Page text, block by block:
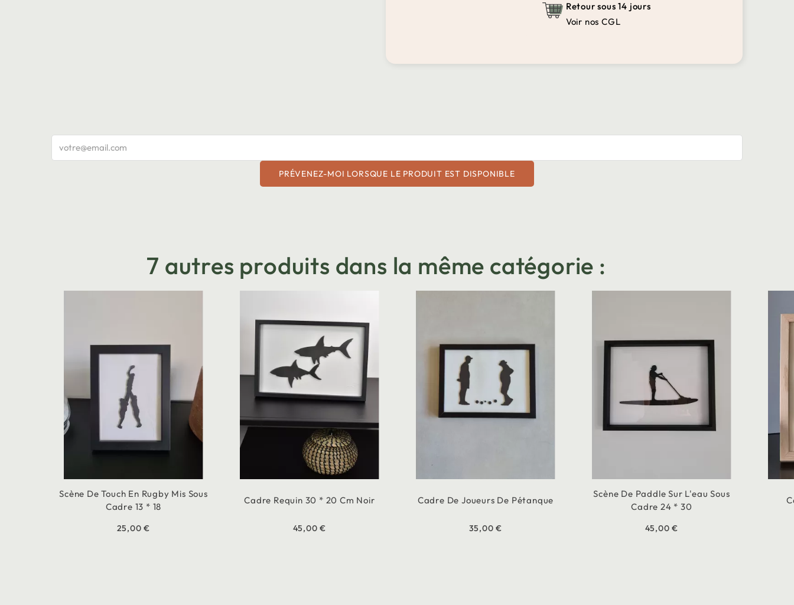
Retour sous 14 jours
Voir nos CGL
PRÉVENEZ-MOI LORSQUE LE PRODUIT EST DISPONIBLE
7 autres produits dans la même catégorie :
Scène De Touch En Rugby Mis Sous
Cadre 13 * 18
25,00 €
Cadre Requin 30 * 20 Cm Noir
45,00 €
Cadre De Joueurs De Pétanque
35,00 €
Scène De Paddle Sur L'eau Sous
Cadre 24 * 30
45,00 €